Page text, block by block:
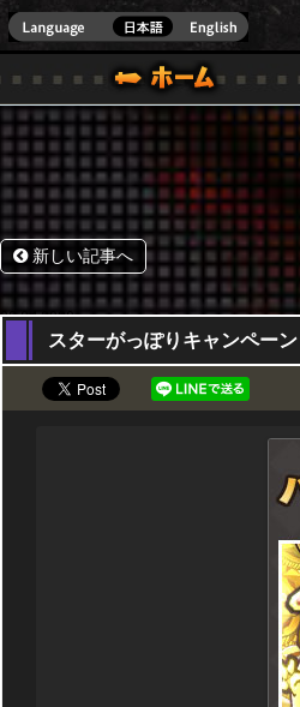
ONE VER.]
ガイド
ル｜HAPPY WARS(ハッピーウォーズ)公式サ
サポート |
新しい記事へ
02,04,2020
スターがっぽりキャンペー